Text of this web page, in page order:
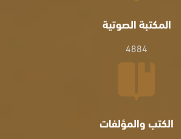
المكتبة الصوتية
4884
الكتب والمؤلفات